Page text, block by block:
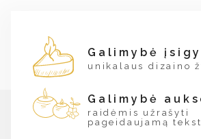
Galimybė
unikalaus dizaino
Galimybė
raidėmis užrašyti
pageidaujamą